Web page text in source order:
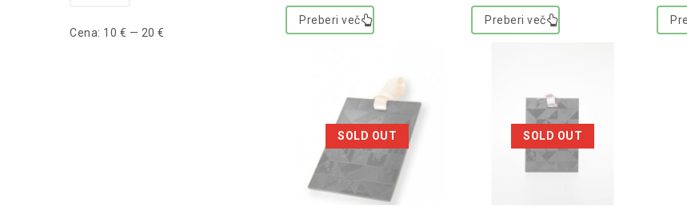
Preberi več Preberi več
SOLD OUT SOLD OUT
Cena: 10 € — 20 €